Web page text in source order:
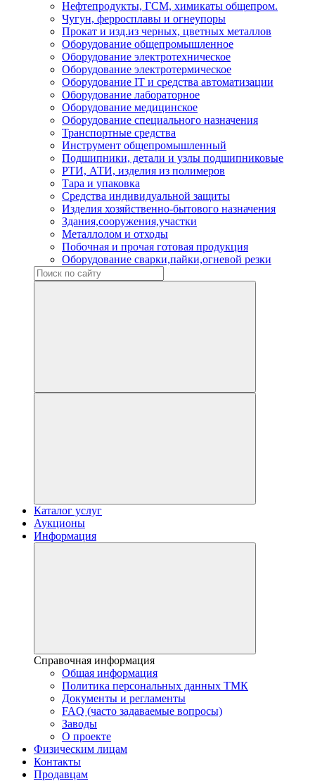
Нефтепродукты, ГСМ, химикаты общепром.
Чугун, ферросплавы и огнеупоры
Прокат и изд.из черных, цветных металлов
Оборудование общепромышленное
Оборудование электротехническое
Оборудование электротермическое
Оборудование IT и средства автоматизации
Оборудование лабораторное
Оборудование медицинское
Оборудование специального назначения
Транспортные средства
Инструмент общепромышленный
Подшипники, детали и узлы подшипниковые
РТИ, АТИ, изделия из полимеров
Тара и упаковка
Средства индивидуальной защиты
Изделия хозяйственно-бытового назначения
Здания,сооружения,участки
Металлолом и отходы
Побочная и прочая готовая продукция
Оборудование сварки,пайки,огневой резки
Каталог услуг
Аукционы
Информация
Справочная информация
Общая информация
Политика персональных данных ТМК
Документы и регламенты
FAQ (часто задаваемые вопросы)
Заводы
О проекте
Физическим лицам
Контакты
Продавцам